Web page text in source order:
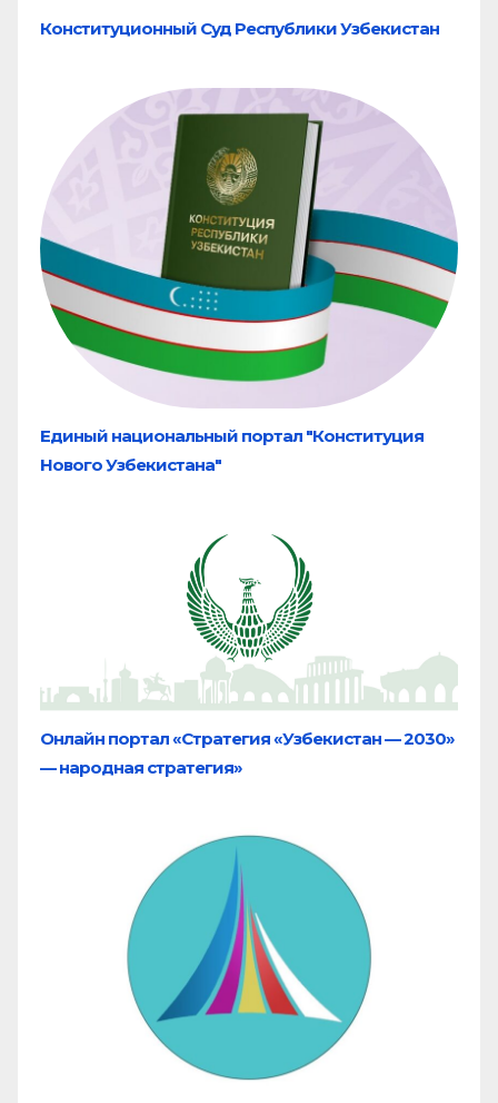
Конституционный Суд Республики Узбекистан
Единый национальный портал "Конституция
Нового Узбекистана"
Онлайн портал «Стратегия «Узбекистан — 2030»
— народная стратегия»